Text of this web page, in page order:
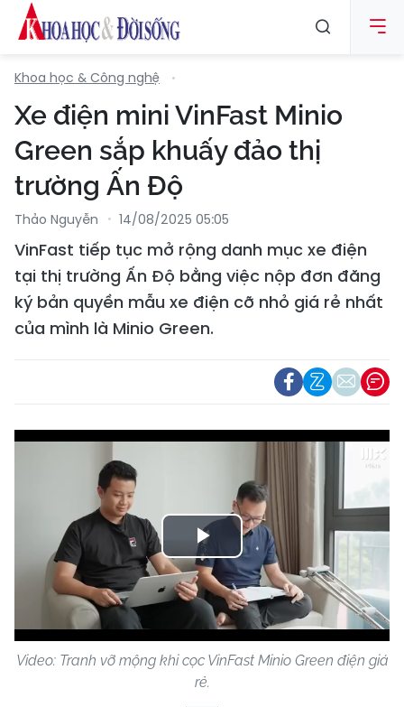
Khoa học & Công nghệ
Xe điện mini VinFast Minio
Green sắp khuấy đảo thị
trường Ấn Độ
Thảo Nguyễn 14/08/2025 05:05
VinFast tiếp tục mở rộng danh mục xe điện
tại thị trường Ấn Độ bằng việc nộp đơn đăng
ký bản quyền mẫu xe điện cỡ nhỏ giá rẻ nhất
của mình là Minio Green.
Play
Video
Video: Tranh vỡ mộng khi cọc VinFast Minio Green điện giá
rẻ.